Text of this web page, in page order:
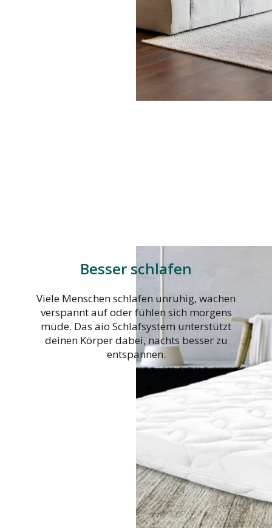
Besser schlafen
Viele Menschen schlafen unruhig, wachen
verspannt auf oder fühlen sich morgens
müde. Das aio Schlafsystem unterstützt
deinen Körper dabei, nachts besser zu
entspannen.